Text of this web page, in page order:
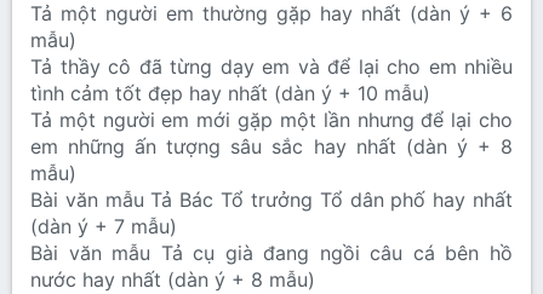
Tả một người em thường gặp hay nhất (dàn ý + 6
mẫu)
Tả thầy cô đã từng dạy em và để lại cho em nhiều
tình cảm tốt đẹp hay nhất (dàn ý + 10 mẫu)
Tả một người em mới gặp một lần nhưng để lại cho
em những ấn tượng sâu sắc hay nhất (dàn ý + 8
mẫu)
Bài văn mẫu Tả Bác Tổ trưởng Tổ dân phố hay nhất
(dàn ý + 7 mẫu)
Bài văn mẫu Tả cụ già đang ngồi câu cá bên hồ
nước hay nhất (dàn ý + 8 mẫu)